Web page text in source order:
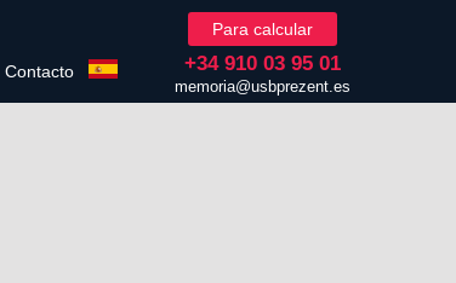
Contacto
Para calcular
+34 910 03 95 01
memoria@usbprezent.es